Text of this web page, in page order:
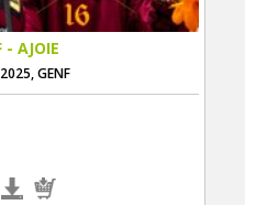
- AJOIE
GENF